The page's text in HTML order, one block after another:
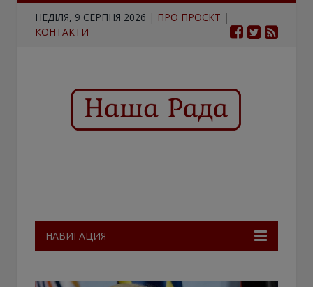
НЕДІЛЯ, 9 СЕРПНЯ 2026 | ПРО ПРОЄКТ |
КОНТАКТИ
НАВИГАЦИЯ